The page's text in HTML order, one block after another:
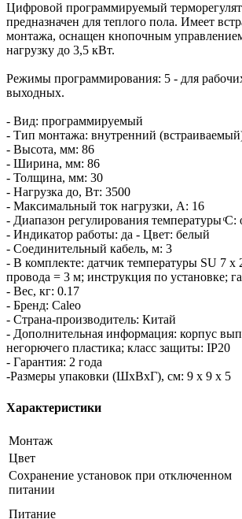
Цифровой программируемый
предназначен для теплого пола. Имеет
монтажа, оснащен кнопочным
нагрузку до 3,5 кВт.
Режимы программирования: 5 - для
выходных.
- Вид: программируемый
- Тип монтажа: внутренний
- Высота, мм: 86
- Ширина, мм: 86
- Толщина, мм: 30
- Нагрузка до, Вт: 3500
- Максимальный ток нагрузки, А: 16
- Диапазон регулирования температуры ͦС:
- Индикатор работы: да - Цвет: белый
- Соединительный кабель, м: 3
- В комплекте: датчик температуры SU 7
провода = 3 м; инструкция по установке;
- Вес, кг: 0.17
- Бренд: Caleo
- Страна-производитель: Китай
- Дополнительная информация: корпус
негорючего пластика; класс защиты: IP20
- Гарантия: 2 года
-Размеры упаковки (ШхВхГ), см: 9 x 9 x 5
Характеристики
Монтаж
Цвет
Сохранение установок при отключенном
питании
Питание